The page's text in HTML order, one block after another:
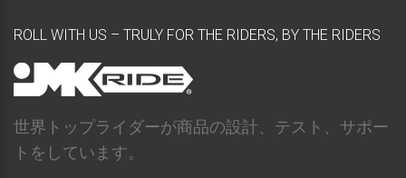
ROLL WITH US – TRULY FOR THE RIDERS, BY THE RIDERS
世界トップライダーが商品の設計、テスト、サポー
トをしています。